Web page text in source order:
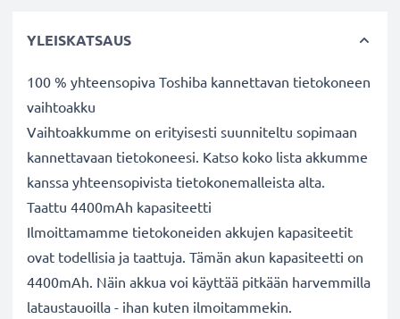
YLEISKATSAUS
100 % yhteensopiva Toshiba kannettavan tietokoneen
vaihtoakku
Vaihtoakkumme on erityisesti suunniteltu sopimaan
kannettavaan tietokoneesi. Katso koko lista akkumme
kanssa yhteensopivista tietokonemalleista alta.
Taattu 4400mAh kapasiteetti
Ilmoittamamme tietokoneiden akkujen kapasiteetit
ovat todellisia ja taattuja. Tämän akun kapasiteetti on
4400mAh. Näin akkua voi käyttää pitkään harvemmilla
lataustauoilla - ihan kuten ilmoitammekin.